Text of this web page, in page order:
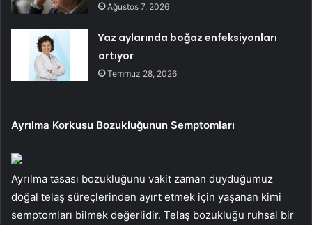
Ağustos 7, 2026
Yaz aylarında boğaz enfeksiyonları
artıyor
Temmuz 28, 2026
Ayrılma Korkusu Bozukluğunun Semptomları
Ayrılma tasası bozukluğunu vakit zaman duyduğumuz
doğal telaş süreçlerinden ayırt etmek için yaşanan kimi
semptomları bilmek değerlidir. Telaş bozukluğu ruhsal bir